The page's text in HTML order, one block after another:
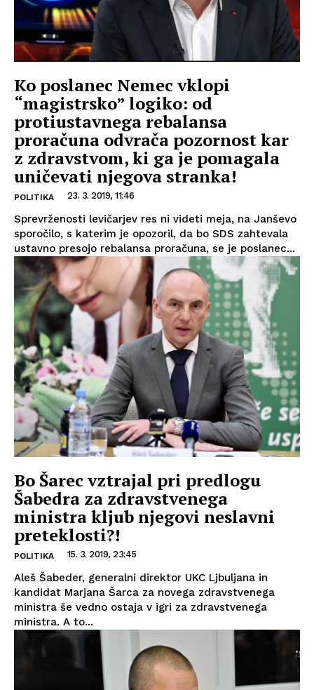
Ko poslanec Nemec vklopi
“magistrsko” logiko: od
protiustavnega rebalansa
proračuna odvrača pozornost kar
z zdravstvom, ki ga je pomagala
uničevati njegova stranka!
POLITIKA 23. 3. 2019, 11:46
Sprevrženosti levičarjev res ni videti meja, na Janševo
sporočilo, s katerim je opozoril, da bo SDS zahtevala
ustavno presojo rebalansa proračuna, se je poslanec...
Bo Šarec vztrajal pri predlogu
Šabedra za zdravstvenega
ministra kljub njegovi neslavni
preteklosti?!
POLITIKA 15. 3. 2019, 23:45
Aleš Šabeder, generalni direktor UKC Ljbuljana in
kandidat Marjana Šarca za novega zdravstvenega
ministra še vedno ostaja v igri za zdravstvenega
ministra. A to...